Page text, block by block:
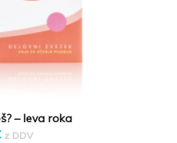
– leva roka
z DDV